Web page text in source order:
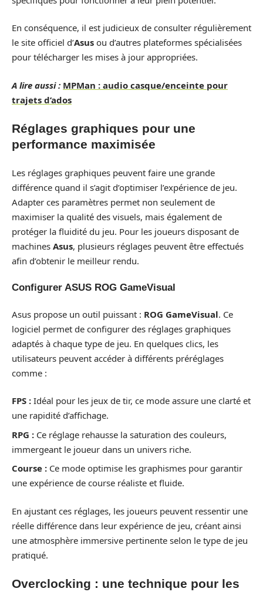
En conséquence, il est judicieux de consulter régulièrement
le site officiel d’Asus ou d’autres plateformes spécialisées
pour télécharger les mises à jour appropriées.
A lire aussi : MPMan : audio casque/enceinte pour
trajets d’ados
Réglages graphiques pour une
performance maximisée
Les réglages graphiques peuvent faire une grande
différence quand il s’agit d’optimiser l’expérience de jeu.
Adapter ces paramètres permet non seulement de
maximiser la qualité des visuels, mais également de
protéger la fluidité du jeu. Pour les joueurs disposant de
machines Asus, plusieurs réglages peuvent être effectués
afin d’obtenir le meilleur rendu.
Configurer ASUS ROG GameVisual
Asus propose un outil puissant : ROG GameVisual. Ce
logiciel permet de configurer des réglages graphiques
adaptés à chaque type de jeu. En quelques clics, les
utilisateurs peuvent accéder à différents préréglages
comme :
FPS : Idéal pour les jeux de tir, ce mode assure une clarté et
une rapidité d’affichage.
RPG : Ce réglage rehausse la saturation des couleurs,
immergeant le joueur dans un univers riche.
Course : Ce mode optimise les graphismes pour garantir
une expérience de course réaliste et fluide.
En ajustant ces réglages, les joueurs peuvent ressentir une
réelle différence dans leur expérience de jeu, créant ainsi
une atmosphère immersive pertinente selon le type de jeu
pratiqué.
Overclocking : une technique pour les